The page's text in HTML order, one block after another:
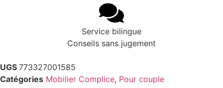
Service bilingue
Conseils sans jugement
UGS 773327001585
Catégories Mobilier Complice, Pour couple